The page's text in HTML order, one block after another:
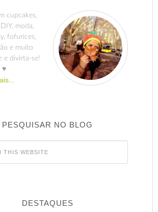
cupcakes,
moda,
fofurices,
e muito
e divirta-se!
♥
PESQUISAR NO BLOG
DESTAQUES